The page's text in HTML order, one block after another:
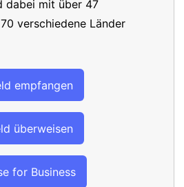
dabei mit über 47
verschiedene Länder
empfangen
überweisen
for Business